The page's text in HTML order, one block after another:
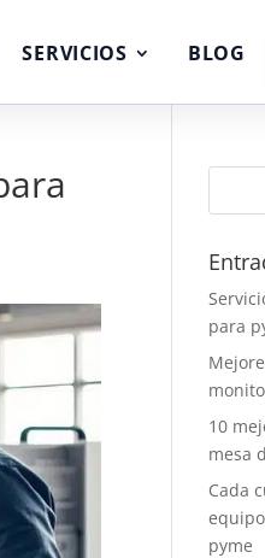
SERVICIOS BLOG
para
10
mesa
Cada
pyme